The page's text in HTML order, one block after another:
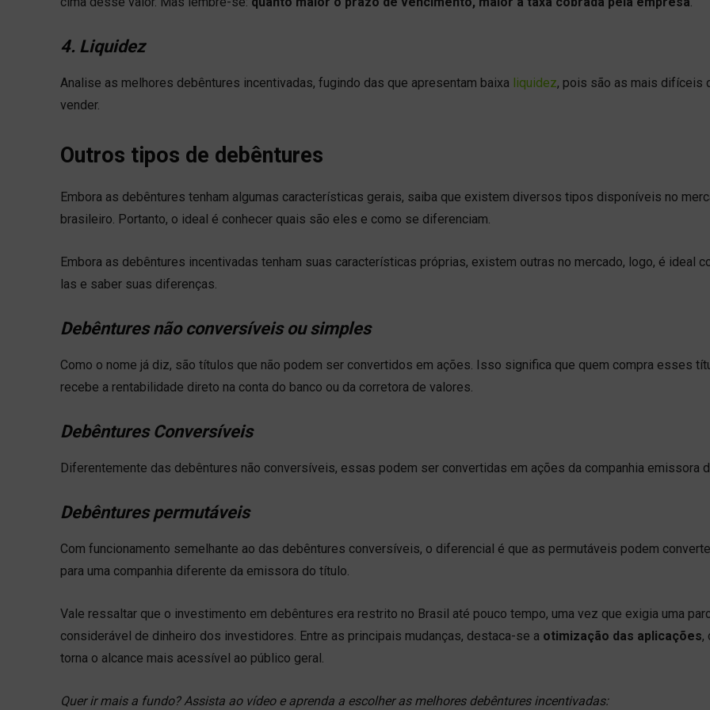
4. Liquidez
Analise as melhores debêntures incentivadas, fugindo das que apresentam baixa liquidez, pois são as mais difíceis
vender.
Outros tipos de debêntures
Embora as debêntures tenham algumas características gerais, saiba que existem diversos tipos disponíveis no
brasileiro. Portanto, o ideal é conhecer quais são eles e como se diferenciam.
Embora as debêntures incentivadas tenham suas características próprias, existem outras no mercado, logo, é ideal
las e saber suas diferenças.
Debêntures não conversíveis ou simples
Como o nome já diz, são títulos que não podem ser convertidos em ações. Isso significa que quem compra esses
recebe a rentabilidade direto na conta do banco ou da corretora de valores.
Debêntures Conversíveis
Diferentemente das debêntures não conversíveis, essas podem ser convertidas em ações da companhia emissora
Debêntures permutáveis
Com funcionamento semelhante ao das debêntures conversíveis, o diferencial é que as permutáveis podem
para uma companhia diferente da emissora do título.
Vale ressaltar que o investimento em debêntures era restrito no Brasil até pouco tempo, uma vez que exigia uma
considerável de dinheiro dos investidores. Entre as principais mudanças, destaca-se a otimização das aplicações,
torna o alcance mais acessível ao público geral.
Quer ir mais a fundo? Assista ao vídeo e aprenda a escolher as melhores debêntures incentivadas: